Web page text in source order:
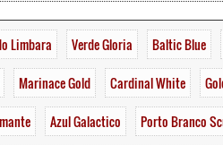
Limbara Verde Gloria Baltic Blue
Marinace Gold Cardinal White
Azul Galactico Porto Branco